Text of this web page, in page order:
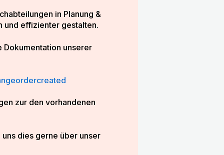
in Planung &
und effizienter gestalten.
Dokumentation unserer
zur den vorhandenen
dies gerne über unser